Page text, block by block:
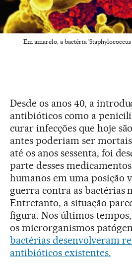
Em amarelo, a bactéria
Desde os anos 40, a
antibióticos como a
curar infecções que hoje
antes poderiam ser
até os anos sessenta, foi
parte desses
humanos em uma posição
guerra contra as bactérias
Entretanto, a situação
figura. Nos últimos
os microrganismos
bactérias desenvolveram
antibióticos existentes.